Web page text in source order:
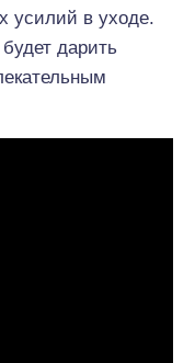
усилий в уходе.
дарить